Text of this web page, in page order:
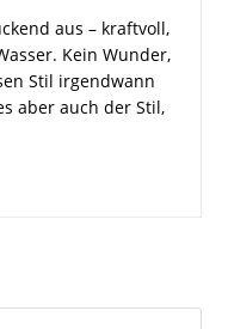
aus – kraftvoll,
Kein Wunder,
Stil irgendwann
aber auch der Stil,